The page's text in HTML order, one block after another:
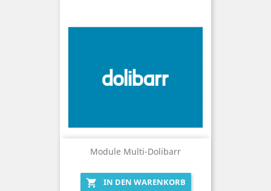
Module Multi-Dolibarr
 IN DEN WARENKORB